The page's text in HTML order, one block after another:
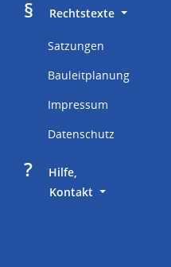
§
     Rechtstexte
Satzungen
Bauleitplanung
Impressum
Datenschutz
?
     Hilfe,
Kontakt